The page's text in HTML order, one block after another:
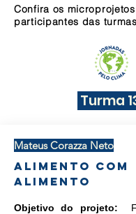
Confira os
participantes das
Turma
Mateus Corazza Neto
Alimento com
Alimento
Objetivo do projeto: